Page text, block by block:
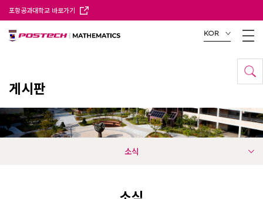
포항공과대학교 바로가기
KOR
게시판
소식